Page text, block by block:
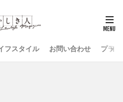
フスタイル お問い合わせ プラ